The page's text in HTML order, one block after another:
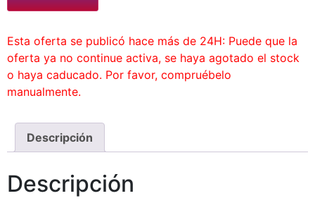
Esta oferta se publicó hace más de 24H: Puede que la
oferta ya no continue activa, se haya agotado el stock
o haya caducado. Por favor, compruébelo
manualmente.
Descripción
Descripción